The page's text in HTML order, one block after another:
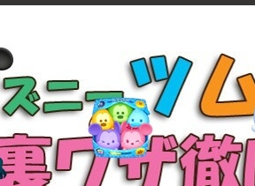
ツムツム攻略・裏ワ
が届くツムツム攻略サイト！新ツム・イ
するとともに、ビンゴ・キャラ評価も丁
ています。